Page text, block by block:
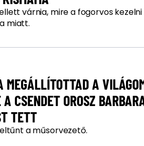
várnia, mire a fogorvos
miatt.
A
A CSENDET OROSZ
TETT
a műsorvezető.